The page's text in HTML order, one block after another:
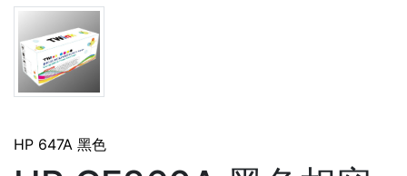
HP 647A 黑色